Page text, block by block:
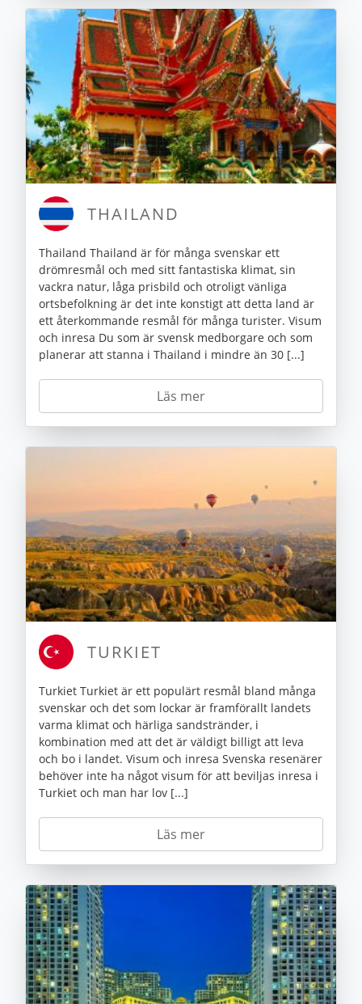
THAILAND
Thailand Thailand är för många svenskar ett
drömresmål och med sitt fantastiska klimat, sin
vackra natur, låga prisbild och otroligt vänliga
ortsbefolkning är det inte konstigt att detta land är
ett återkommande resmål för många turister. Visum
och inresa Du som är svensk medborgare och som
planerar att stanna i Thailand i mindre än 30 [...]
Läs mer
TURKIET
Turkiet Turkiet är ett populärt resmål bland många
svenskar och det som lockar är framförallt landets
varma klimat och härliga sandstränder, i
kombination med att det är väldigt billigt att leva
och bo i landet. Visum och inresa Svenska resenärer
behöver inte ha något visum för att beviljas inresa i
Turkiet och man har lov [...]
Läs mer